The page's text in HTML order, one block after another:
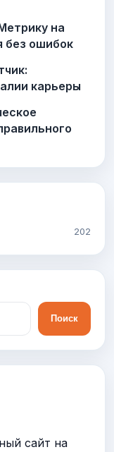
на
без ошибок
карьеры
202
Поиск
сайт на